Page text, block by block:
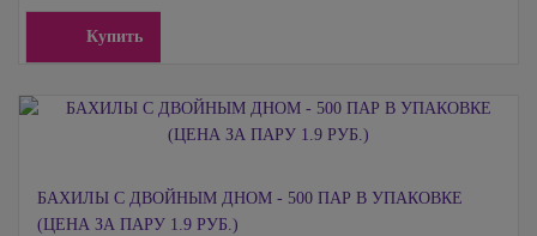
Купить
БАХИЛЫ С ДВОЙНЫМ ДНОМ - 500 ПАР В УПАКОВКЕ
(ЦЕНА ЗА ПАРУ 1.9 РУБ.)